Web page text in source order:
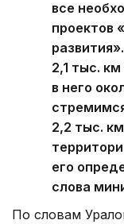
все
проектов
2,1 тыс.
в него
2,2 тыс.
его
слова
По словам